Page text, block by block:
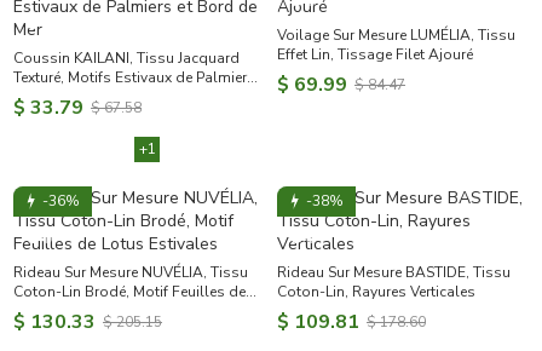
Coussin KAILANI, Tissu Jacquard
Texturé, Motifs Estivaux de Palmiers
et Bord de Mer
$ 33.79 $ 67.58
+1
Voilage Sur Mesure LUMÉLIA, Tissu
Effet Lin, Tissage Filet Ajouré
$ 69.99 $ 84.47
-36%
Rideau Sur Mesure NUVÉLIA, Tissu
Coton-Lin Brodé, Motif Feuilles de
Lotus Estivales
$ 130.33 $ 205.15
-38%
Rideau Sur Mesure BASTIDE, Tissu
Coton-Lin, Rayures Verticales
$ 109.81 $ 178.60